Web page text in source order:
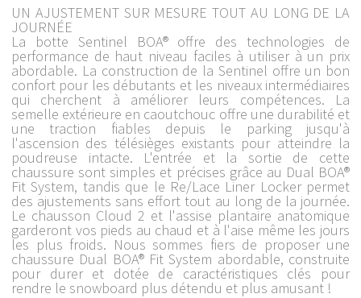
UN AJUSTEMENT SUR MESURE TOUT AU LONG DE LA
JOURNÉE
La botte Sentinel BOA® offre des technologies de
performance de haut niveau faciles à utiliser à un prix
abordable. La construction de la Sentinel offre un bon
confort pour les débutants et les niveaux intermédiaires
qui cherchent à améliorer leurs compétences. La
semelle extérieure en caoutchouc offre une durabilité et
une traction fiables depuis le parking jusqu'à
l'ascension des télésièges existants pour atteindre la
poudreuse intacte. L'entrée et la sortie de cette
chaussure sont simples et précises grâce au Dual BOA®
Fit System, tandis que le Re/Lace Liner Locker permet
des ajustements sans effort tout au long de la journée.
Le chausson Cloud 2 et l'assise plantaire anatomique
garderont vos pieds au chaud et à l'aise même les jours
les plus froids. Nous sommes fiers de proposer une
chaussure Dual BOA® Fit System abordable, construite
pour durer et dotée de caractéristiques clés pour
rendre le snowboard plus détendu et plus amusant !